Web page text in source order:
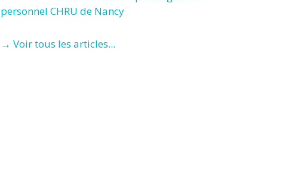
personnel CHRU de Nancy
→ Voir tous les articles...